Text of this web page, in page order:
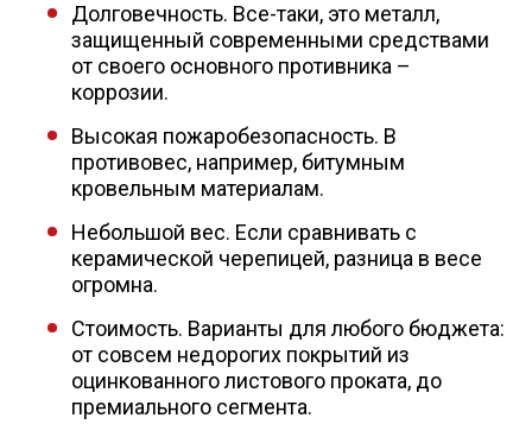
Круг
Профлист
Винтовые сваи
Столбы заборные
Сетка кладочная
Круги абразивные
Долговечность. Все-таки, это металл,
защищенный современными средствами
от своего основного противника –
коррозии.
Высокая пожаробезопасность. В
противовес, например, битумным
кровельным материалам.
Небольшой вес. Если сравнивать с
керамической черепицей, разница в весе
огромна.
Стоимость. Варианты для любого бюджета:
от совсем недорогих покрытий из
оцинкованного листового проката, до
премиального сегмента.